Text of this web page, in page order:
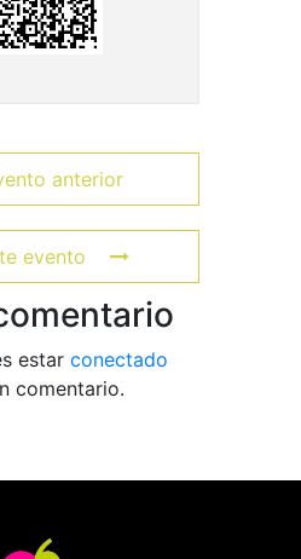
anterior
evento
estar conectado
comentario.